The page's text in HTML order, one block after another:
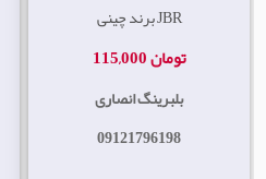
برند چینی JBR
115,000 تومان
بلبرینگ انصاری
09121796198